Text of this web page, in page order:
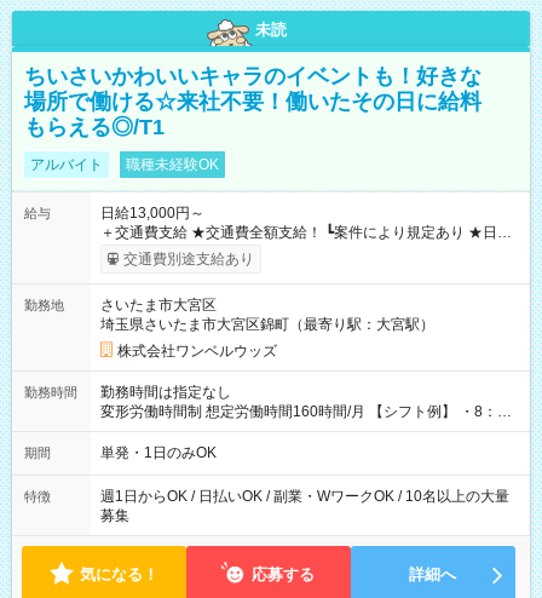
未読
ちいさいかわいいキャラのイベントも！好きな
場所で働ける☆来社不要！働いたその日に給料
もらえる◎/T1
アルバイト 職種未経験OK
給与
日給13,000円～
＋交通費支給 ★交通費全額支給！ ┗案件により規定あり ★日払
いOK！（規定あり） ┗働いたその日に現金GET♪ お仕事後はコ
ンビニATMから 日払い分を引き落とせます！ 【試用期間】試
交通費別途支給あり
勤務地
さいたま市大宮区
埼玉県さいたま市大宮区錦町（最寄り駅：大宮駅）
株式会社ワンベルウッズ
勤務時間
勤務時間は指定なし
変形労働時間制 想定労働時間160時間/月 【シフト例】 ・8：00
～21：00
期間 単発・1日のみOK
特徴
週1日からOK / 日払いOK / 副業・WワークOK / 10名以上の大量
募集
気になる！ 応募する 詳細へ